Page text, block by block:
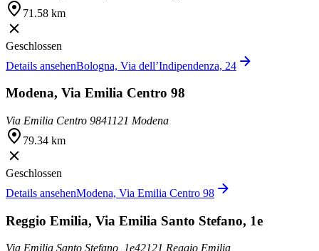
71.58 km
Geschlossen
Details ansehenBologna, Via dell’Indipendenza, 24
Modena, Via Emilia Centro 98
Via Emilia Centro 9841121 Modena
79.34 km
Geschlossen
Details ansehenModena, Via Emilia Centro 98
Reggio Emilia, Via Emilia Santo Stefano, 1e
Via Emilia Santo Stefano, 1e42121 Reggio Emilia